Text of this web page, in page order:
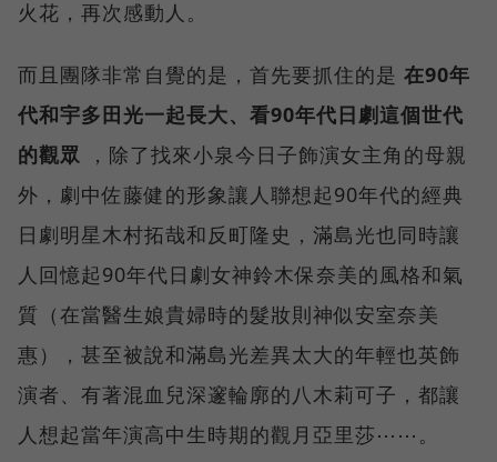
火花，再次感動人。
而且團隊非常自覺的是，首先要抓住的是 在90年
代和宇多田光一起長大、看90年代日劇這個世代
的觀眾 ，除了找來小泉今日子飾演女主角的母親
外，劇中佐藤健的形象讓人聯想起90年代的經典
日劇明星木村拓哉和反町隆史，滿島光也同時讓
人回憶起90年代日劇女神鈴木保奈美的風格和氣
質（在當醫生娘貴婦時的髮妝則神似安室奈美
惠），甚至被說和滿島光差異太大的年輕也英飾
演者、有著混血兒深邃輪廓的八木莉可子，都讓
人想起當年演高中生時期的觀月亞里莎⋯⋯。